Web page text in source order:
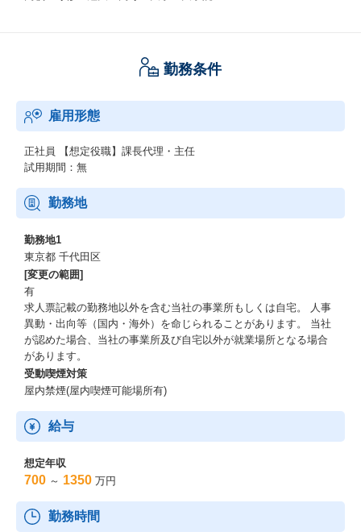
勤務条件
雇用形態
正社員
【想定役職】課長代理・主任
試用期間：無
勤務地
勤務地1
東京都 千代田区
[変更の範囲]
有
求人票記載の勤務地以外を含む当社の事業所もしくは自宅。 人事
異動・出向等（国内・海外）を命じられることがあります。 当社
が認めた場合、当社の事業所及び自宅以外が就業場所となる場合
があります。
受動喫煙対策
屋内禁煙(屋内喫煙可能場所有)
給与
想定年収
700 ～ 1350 万円
勤務時間